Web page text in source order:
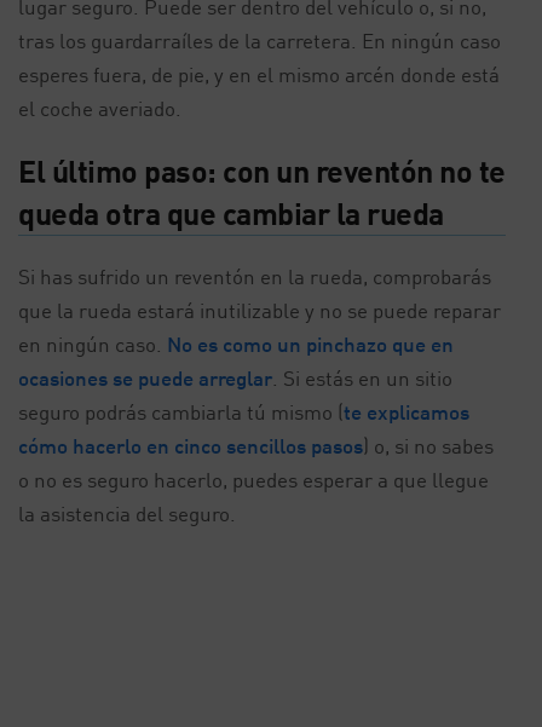
lugar seguro. Puede ser dentro del vehículo o, si no,
tras los guardarraíles de la carretera. En ningún caso
esperes fuera, de pie, y en el mismo arcén donde está
el coche averiado.
El último paso: con un reventón no te
queda otra que cambiar la rueda
Si has sufrido un reventón en la rueda, comprobarás
que la rueda estará inutilizable y no se puede reparar
en ningún caso. No es como un pinchazo que en
ocasiones se puede arreglar . Si estás en un sitio
seguro podrás cambiarla tú mismo (te explicamos
cómo hacerlo en cinco sencillos pasos) o, si no sabes
o no es seguro hacerlo, puedes esperar a que llegue
la asistencia del seguro.